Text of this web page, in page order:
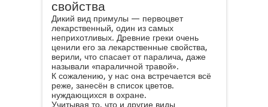
свойства
Дикий вид примулы — первоцвет
лекарственный, один из самых
неприхотливых. Древние греки очень
ценили его за лекарственные свойства,
верили, что спасает от паралича, даже
называли «параличной травой».
К сожалению, у нас она встречается всё
реже, занесён в список цветов.
нуждающихся в охране.
Учитывая то, что и другие виды